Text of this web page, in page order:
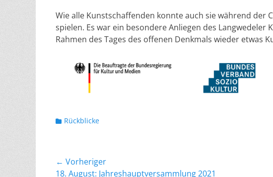
Wie alle Kunstschaffenden konnte auch sie während der
spielen. Es war ein besondere Anliegen des Langwedeler
Rahmen des Tages des offenen Denkmals wieder etwas
Kategorien
Rückblicke
Beitragsnavigation
← Vorheriger
Vorheriger
18. August: Jahreshauptversammlung 2021